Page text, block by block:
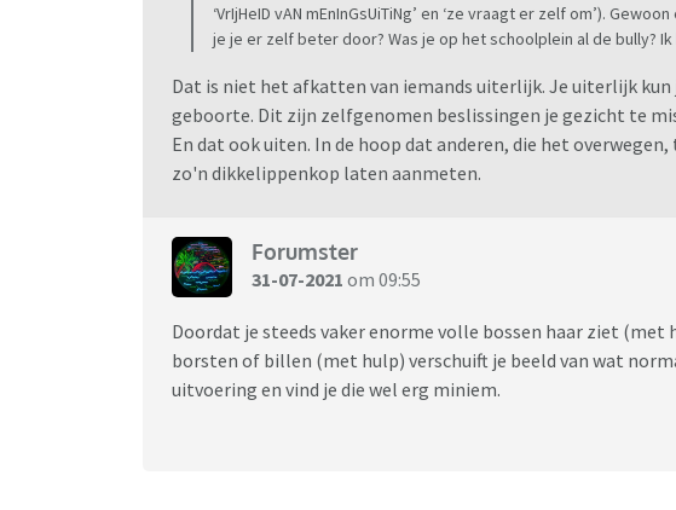
‘VrIjHeID vAN mEnInGsUiTiNg’ en ‘ze vraagt er zelf om’).
je je er zelf beter door? Was je op het schoolplein al de bully?
Dat is niet het afkatten van iemands uiterlijk. Je uiterlijk kun
geboorte. Dit zijn zelfgenomen beslissingen je gezicht te
En dat ook uiten. In de hoop dat anderen, die het
zo'n dikkelippenkop laten aanmeten.
Forumster
31-07-2021 om 09:55
Doordat je steeds vaker enorme volle bossen haar ziet
borsten of billen (met hulp) verschuift je beeld van wat
uitvoering en vind je die wel erg miniem.